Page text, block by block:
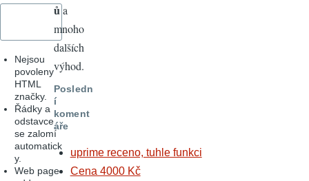
Nejsou
povoleny
HTML
značky.
Řádky a
odstavce
se zalomí
automatick
y.
Web page
ůa
mnoho
dalších
výhod.
Posledn
í
koment
áře
uprime receno, tuhle funkci
Cena 4000 Kč